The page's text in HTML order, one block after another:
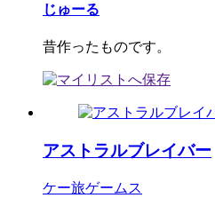
じゅーる
昔作ったものです。
アストラルブレイバー
ケー旅ゲームス